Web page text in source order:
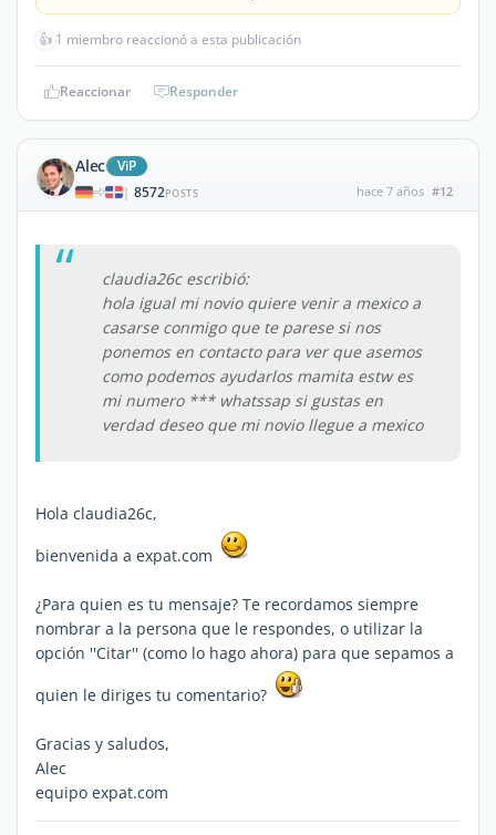
👍 1 miembro reaccionó a esta publicación
Reaccionar Responder
Alec ViP
| 8572POSTS hace 7 años #12
claudia26c escribió:
hola igual mi novio quiere venir a mexico a
casarse conmigo que te parese si nos
ponemos en contacto para ver que asemos
como podemos ayudarlos mamita estw es
mi numero *** whatssap si gustas en
verdad deseo que mi novio llegue a mexico
Hola claudia26c,
bienvenida a expat.com
¿Para quien es tu mensaje? Te recordamos siempre
nombrar a la persona que le respondes, o utilizar la
opción ''Citar'' (como lo hago ahora) para que sepamos a
quien le diriges tu comentario?
Gracias y saludos,
Alec
equipo expat.com